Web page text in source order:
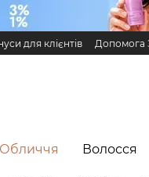
для клієнтів Допомога
Реферальна
Обличчя Волосся